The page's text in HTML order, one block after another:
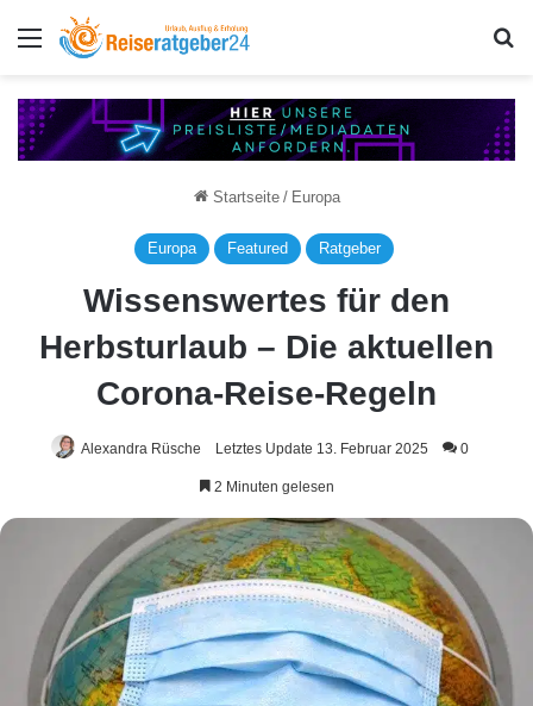
Menü
Startseite / Europa
Europa Featured Ratgeber
Wissenswertes für den
Herbsturlaub – Die aktuellen
Corona-Reise-Regeln
Alexandra Rüsche Letztes Update 13. Februar 2025 0
2 Minuten gelesen